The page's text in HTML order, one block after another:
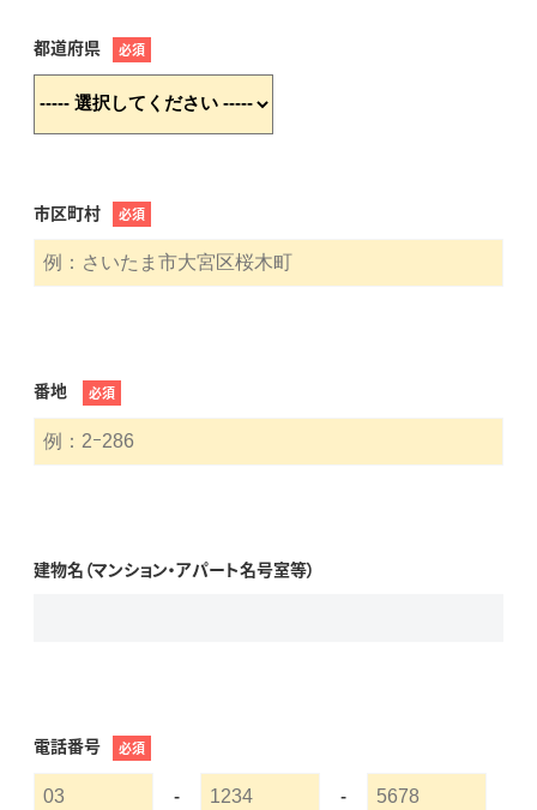
都道府県 必須
市区町村 必須
番地 必須
建物名（マンション・アパート名号室等）
電話番号 必須
- -